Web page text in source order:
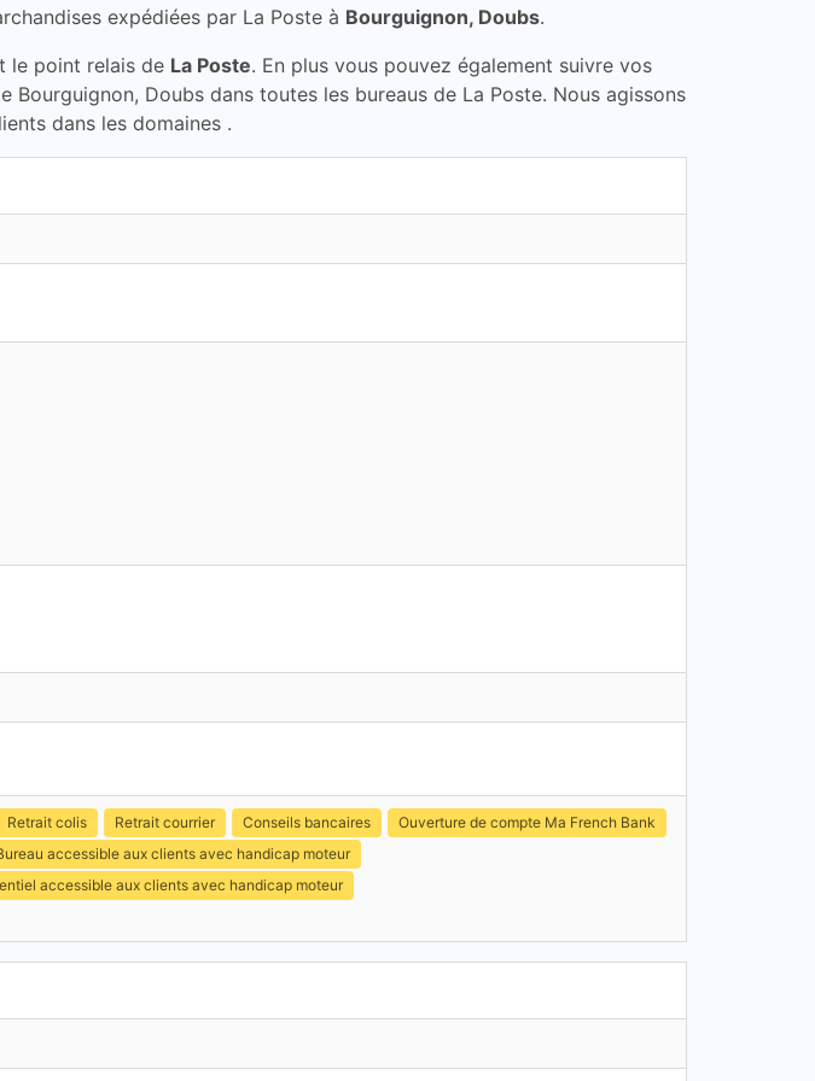
expédiées par La Poste à Bourguignon, Doubs.
le point relais de La Poste. En plus vous pouvez également suivre vos
Doubs dans toutes les bureaus de La Poste. Nous agissons
dans les domaines .
Retrait colis Retrait courrier Conseils bancaires
Ouverture de compte Ma French Bank
accessible aux clients avec handicap moteur
accessible aux clients avec handicap moteur